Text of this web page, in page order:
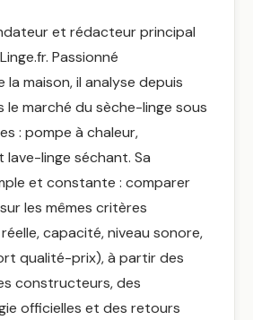
et rédacteur principal
Passionné
maison, il analyse depuis
le marché du sèche-linge sous
: pompe à chaleur,
linge séchant. Sa
et constante : comparer
les mêmes critères
capacité, niveau sonore,
qualité-prix), à partir des
constructeurs, des
officielles et des retours